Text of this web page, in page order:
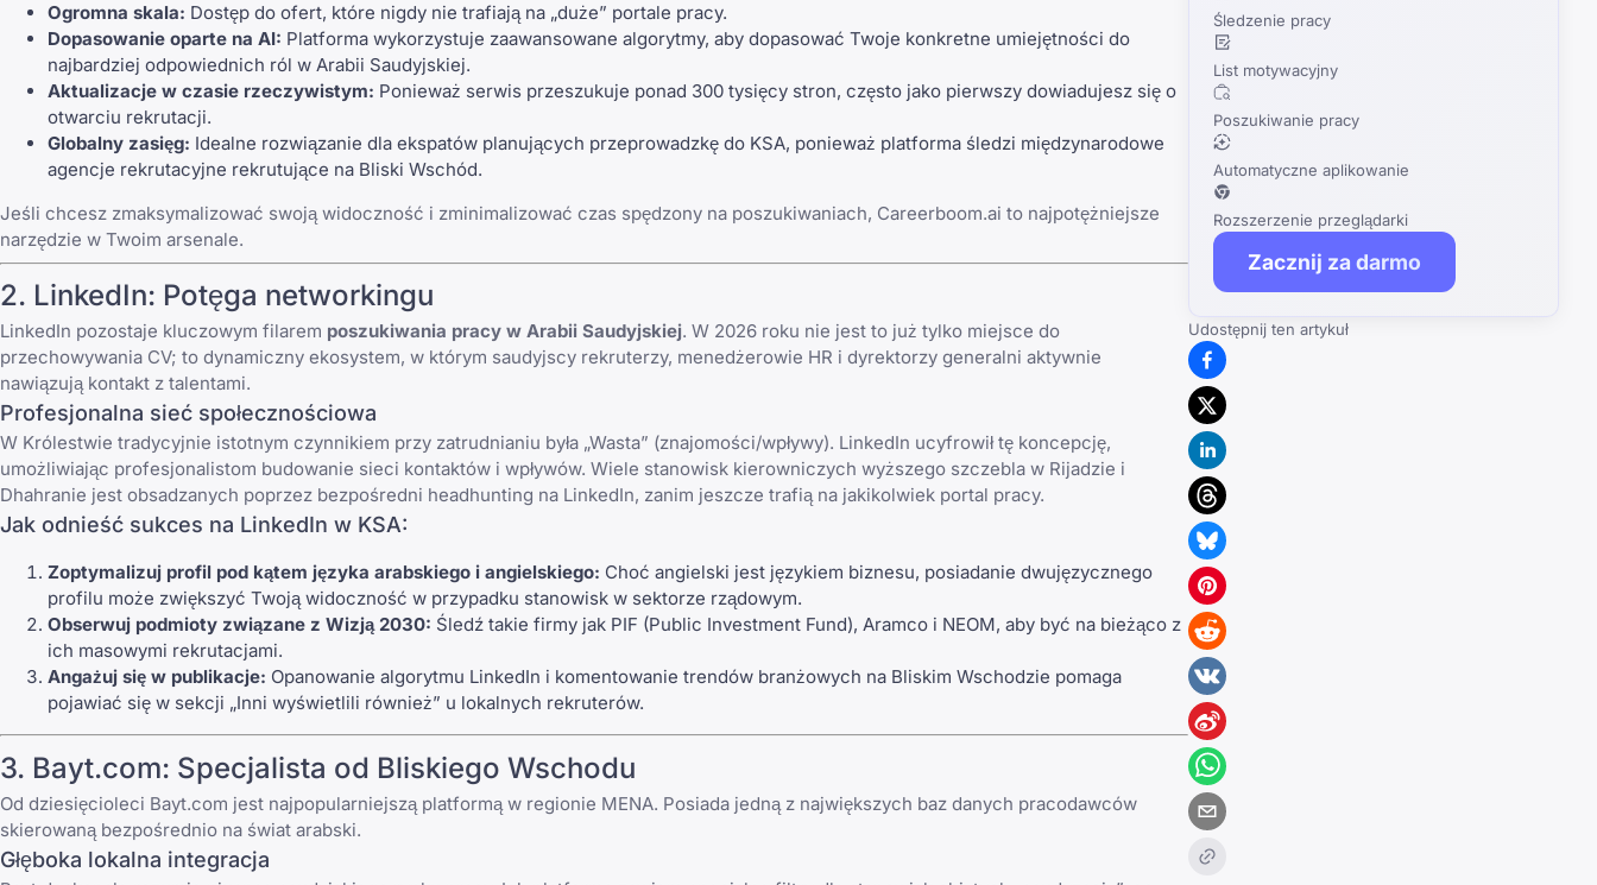
Ogromna skala: Dostęp do ofert, które nigdy nie trafiają na „duże” portale pracy.
Dopasowanie oparte na AI: Platforma wykorzystuje zaawansowane algorytmy, aby dopasować Twoje konkretne umiejętności do
najbardziej odpowiednich ról w Arabii Saudyjskiej.
Aktualizacje w czasie rzeczywistym: Ponieważ serwis przeszukuje ponad 300 tysięcy stron, często jako pierwszy dowiadujesz się o
otwarciu rekrutacji.
Globalny zasięg: Idealne rozwiązanie dla ekspatów planujących przeprowadzkę do KSA, ponieważ platforma śledzi międzynarodowe
agencje rekrutacyjne rekrutujące na Bliski Wschód.
Jeśli chcesz zmaksymalizować swoją widoczność i zminimalizować czas spędzony na poszukiwaniach, Careerboom.ai to najpotężniejsze
narzędzie w Twoim arsenale.
2. LinkedIn: Potęga networkingu
LinkedIn pozostaje kluczowym filarem poszukiwania pracy w Arabii Saudyjskiej. W 2026 roku nie jest to już tylko miejsce do
przechowywania CV; to dynamiczny ekosystem, w którym saudyjscy rekruterzy, menedżerowie HR i dyrektorzy generalni aktywnie
nawiązują kontakt z talentami.
Profesjonalna sieć społecznościowa
W Królestwie tradycyjnie istotnym czynnikiem przy zatrudnianiu była „Wasta” (znajomości/wpływy). LinkedIn ucyfrowił tę koncepcję,
umożliwiając profesjonalistom budowanie sieci kontaktów i wpływów. Wiele stanowisk kierowniczych wyższego szczebla w Rijadzie i
Dhahranie jest obsadzanych poprzez bezpośredni headhunting na LinkedIn, zanim jeszcze trafią na jakikolwiek portal pracy.
Jak odnieść sukces na LinkedIn w KSA:
Zoptymalizuj profil pod kątem języka arabskiego i angielskiego: Choć angielski jest językiem biznesu, posiadanie dwujęzycznego
profilu może zwiększyć Twoją widoczność w przypadku stanowisk w sektorze rządowym.
Obserwuj podmioty związane z Wizją 2030: Śledź takie firmy jak PIF (Public Investment Fund), Aramco i NEOM, aby być na bieżąco z
ich masowymi rekrutacjami.
Angażuj się w publikacje: Opanowanie algorytmu LinkedIn i komentowanie trendów branżowych na Bliskim Wschodzie pomaga
pojawiać się w sekcji „Inni wyświetlili również” u lokalnych rekruterów.
3. Bayt.com: Specjalista od Bliskiego Wschodu
Od dziesięcioleci Bayt.com jest najpopularniejszą platformą w regionie MENA. Posiada jedną z największych baz danych pracodawców
skierowaną bezpośrednio na świat arabski.
Głęboka lokalna integracja
Śledzenie pracy
List motywacyjny
Poszukiwanie pracy
Automatyczne aplikowanie
Rozszerzenie przeglądarki
Zacznij za darmo
Udostępnij ten artykuł